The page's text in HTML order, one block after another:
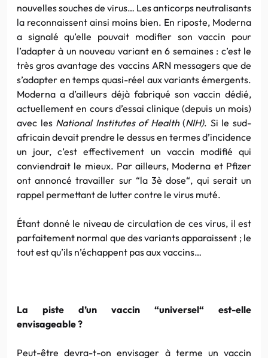
nouvelles souches de virus… Les anticorps neutralisants
la reconnaissent ainsi moins bien. En riposte, Moderna
a signalé qu’elle pouvait modifier son vaccin pour
l’adapter à un nouveau variant en 6 semaines : c’est le
très gros avantage des vaccins ARN messagers que de
s’adapter en temps quasi-réel aux variants émergents.
Moderna a d’ailleurs déjà fabriqué son vaccin dédié,
actuellement en cours d’essai clinique (depuis un mois)
avec les National Institutes of Health(NIH). Si le sud-
africain devait prendre le dessus en termes d’incidence
un jour, c’est effectivement un vaccin modifié qui
conviendrait le mieux. Par ailleurs, Moderna et Pfizer
ont annoncé travailler sur “la 3è dose“, qui serait un
rappel permettant de lutter contre le virus muté.
Étant donné le niveau de circulation de ces virus, il est
parfaitement normal que des variants apparaissent ; le
tout est qu’ils n’échappent pas aux vaccins…
La piste d’un vaccin “universel“ est-elle
envisageable ?
Peut-être devra-t-on envisager à terme un vaccin